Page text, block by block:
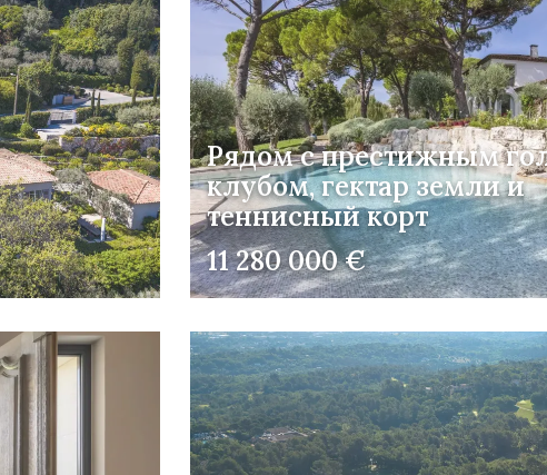
Рядом с престижным
клубом, гектар земли и
теннисный корт
11 280 000 €